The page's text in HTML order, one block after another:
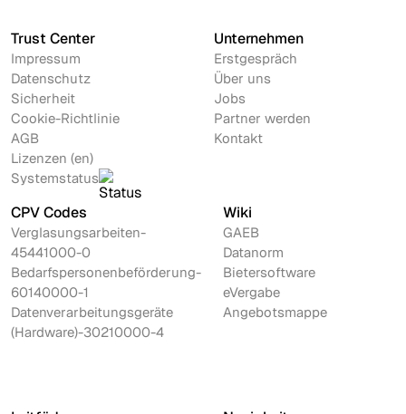
Trust Center
Impressum
Datenschutz
Sicherheit
Cookie-Richtlinie
AGB
Lizenzen (en)
Systemstatus
Unternehmen
Erstgespräch
Über uns
Jobs
Partner werden
Kontakt
CPV Codes
Verglasungsarbeiten-
45441000-0
Bedarfspersonenbeförderung-
60140000-1
Datenverarbeitungsgeräte
(Hardware)-30210000-4
Wiki
GAEB
Datanorm
Bietersoftware
eVergabe
Angebotsmappe